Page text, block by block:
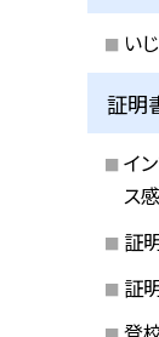
い
証明
イ
ス
証
証